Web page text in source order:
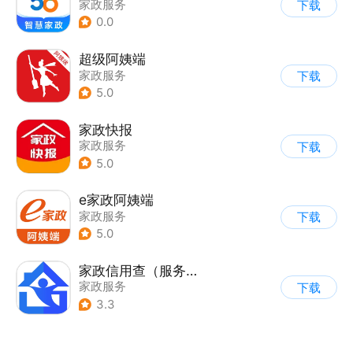
家政服务
0.0
下载
超级阿姨端
家政服务
5.0
下载
家政快报
家政服务
5.0
下载
e家政阿姨端
家政服务
5.0
下载
家政信用查（服务员端）
家政服务
3.3
下载